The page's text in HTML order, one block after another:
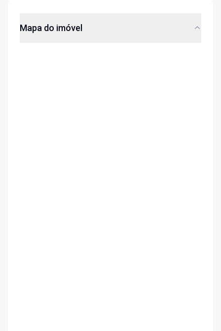
Mapa do imóvel